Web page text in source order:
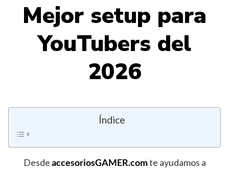
Mejor setup para
YouTubers del
2026
Índice
DesdeaccesoriosGAMER.comte ayudamos a